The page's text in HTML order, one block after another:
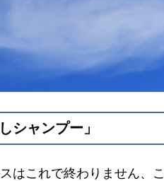
シャンプー」
はこれで終わりません、